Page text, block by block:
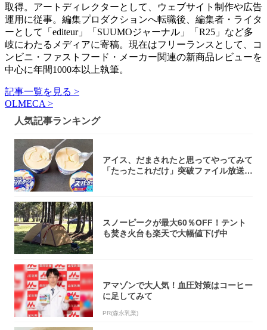
取得。アートディレクターとして、ウェブサイト制作や広告
運用に従事。編集プロダクションへ転職後、編集者・ライタ
ーとして「editeur」「SUUMOジャーナル」「R25」など多
岐にわたるメディアに寄稿。現在はフリーランスとして、コ
ンビニ・ファストフード・メーカー関連の新商品レビューを
中心に年間1000本以上執筆。
記事一覧を見る >
OLMECA >
人気記事ランキング
アイス、だまされたと思ってやってみて
「たったこれだけ」突破ファイル放送で
スノーピークが最大60％OFF！テント
も焚き火台も楽天で大幅値下げ中
アマゾンで大人気！血圧対策はコーヒー
に足してみて
PR(森永乳業)